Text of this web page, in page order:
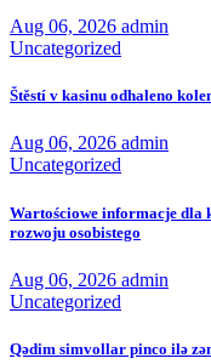
Aug 06, 2026 admin
Uncategorized
Štěstí v kasinu odhaleno
Aug 06, 2026 admin
Uncategorized
Wartościowe informacje dla
rozwoju osobistego
Aug 06, 2026 admin
Uncategorized
Qədim simvollar pinco ilə